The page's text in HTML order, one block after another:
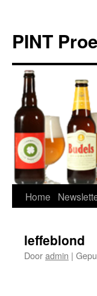
de
inhoud
PINT
Home
leffeblond
Dooradmin |